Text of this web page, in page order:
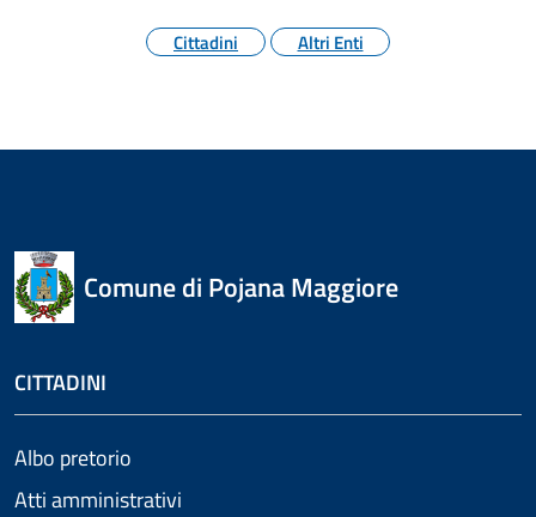
Cittadini Altri Enti
Comune di Pojana Maggiore
CITTADINI
Albo pretorio
Atti amministrativi